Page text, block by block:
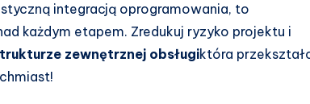
integracją oprogramowania, to
każdym etapem. Zredukuj ryzyko projektu i
zewnętrznej obsługiktóra